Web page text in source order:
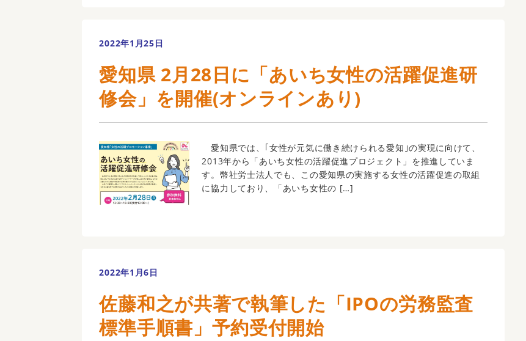
2022年1月25日
愛知県 2月28日に「あいち女性の活躍促進研
修会」を開催(オンラインあり)
愛知県では、｢女性が元気に働き続けられる愛知｣の実現に向けて、
2013年から「あいち女性の活躍促進プロジェクト」を推進していま
す。幣社労士法人でも、この愛知県の実施する女性の活躍促進の取組
に協力しており、「あいち女性の […]
2022年1月6日
佐藤和之が共著で執筆した「IPOの労務監査
標準手順書」予約受付開始